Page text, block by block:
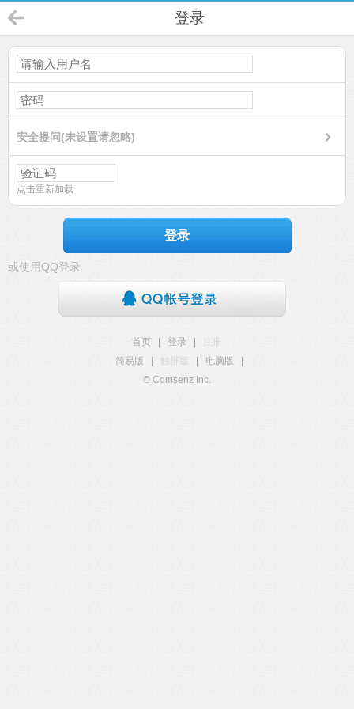
登录
安全提问(未设置请忽略)
点击重新加载
登录
或使用QQ登录
首页 登录
注册
简易版
触屏版 电脑版
© Comsenz Inc.